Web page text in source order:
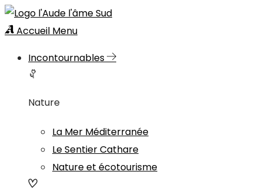
Accueil Menu
Incontournables
Nature
La Mer Méditerranée
Le Sentier Cathare
Nature et écotourisme